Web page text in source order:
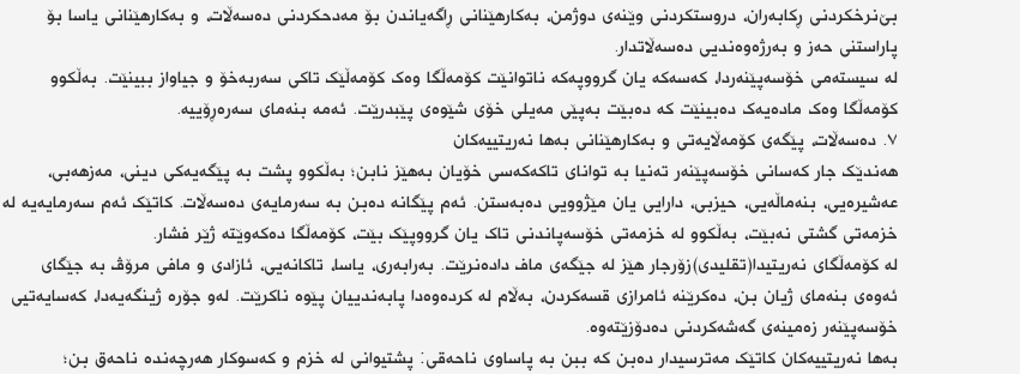
بێ‌نرخکردنی ڕکابەران، دروستکردنی وێنەی دوژمن، بەکارهێنانی ڕاگەیاندن بۆ مەدحکردنی دەسەڵات، و بەکارهێنانی یاسا بۆ
پاراستنی حەز و بەرژەوەندیی دەسەڵاتدار.
لە سیستەمی خۆسەپێنەردا، کەسەکە یان گرووپەکە ناتوانێت کۆمەڵگا وەک کۆمەڵێک تاکی سەربەخۆ و جیاواز ببینێت. بەڵکوو
کۆمەڵگا وەک مادەیەک دەبینێت کە دەبێت بەپێی مەیلی خۆی شێوەی پێبدرێت. ئەمە بنەمای سەرەڕۆییە.
٧. دەسەڵات، پێگەی کۆمەڵایەتی و بەکارهێنانی بەها نەریتییەکان
هەندێک جار کەسانی خۆسەپێنەر تەنیا بە توانای تاکەکەسی خۆیان بەهێز نابن؛ بەڵکوو پشت بە پێگەیەکی دینی، مەزهەبی،
عەشیرەیی، بنەماڵەیی، حیزبی، دارایی یان مێژوویی دەبەستن. ئەم پێگانە دەبن بە سەرمایەی دەسەڵات. کاتێک ئەم سەرمایەیە لە
خزمەتی گشتی نەبێت، بەڵکوو لە خزمەتی خۆسەپاندنی تاک یان گرووپێک بێت، کۆمەڵگا دەکەوێتە ژێر فشار.
لە کۆمەڵگای نەریتیدا(تقلیدی)زۆرجار هێز لە جێگەی ماف دادەنرێت. بەرابەری، یاسا، تاکانەیی، ئازادی و مافی مرۆڤ بە جێگای
ئەوەی بنەمای ژیان بن، دەکرێنە ئامرازی قسەکردن، بەڵام لە کردەوەدا پابەندییان پێوە ناکرێت. لەو جۆرە ژینگەیەدا، کەسایەتیی
خۆسەپێنەر زەمینەی گەشەکردنی دەدۆزێتەوە.
بەها نەریتییەکان کاتێک مەترسیدار دەبن کە ببن بە پاساوی ناحەقی: پشتیوانی لە خزم و کەسوکار هەرچەندە ناحەق بن؛